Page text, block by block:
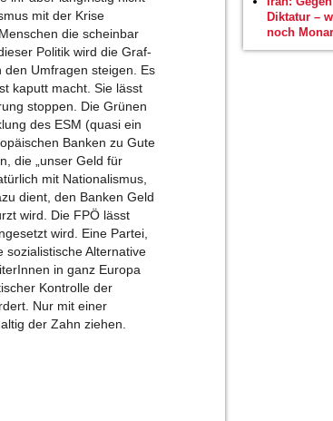
mit der Krise
die scheinbar
Politik wird die Graf-
Umfragen steigen. Es
kaputt macht. Sie lässt
stoppen. Die Grünen
des ESM (quasi ein
Banken zu Gute
die „unser Geld für
mit Nationalismus,
dient, den Banken Geld
wird. Die FPÖ lässt
wird. Eine Partei,
sozialistische Alternative
in ganz Europa
Kontrolle der
Nur mit einer
der Zahn ziehen.
Diktatur –
noch